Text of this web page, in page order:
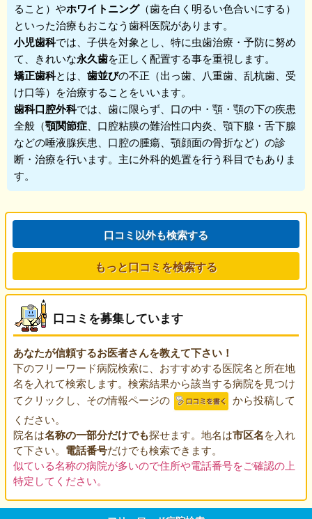
ること）やホワイトニング（歯を白く明るい色合いにする）
といった治療もおこなう歯科医院があります。
小児歯科では、子供を対象とし、特に虫歯治療・予防に努め
て、きれいな永久歯を正しく配置する事を重視します。
矯正歯科とは、 歯並びの不正（出っ歯、八重歯、乱杭歯、受
け口等）を治療することをいいます。
歯科口腔外科では、歯に限らず、口の中・顎・顎の下の疾患
全般（顎関節症 、口腔粘膜の難治性口内炎、顎下腺・舌下腺
などの唾液腺疾患、口腔の腫瘍、顎顔面の骨折など）の診
断・治療を行います。主に外科的処置を行う科目でもありま
す。
口コミ以外も検索する
もっと口コミを検索する
口コミを募集しています
あなたが信頼するお医者さんを教えて下さい！
下のフリーワード病院検索に、おすすめする医院名と所在地
名を入れて検索します。検索結果から該当する病院を見つけ
てクリックし、その情報ページの
から投稿して
ください。
院名は名称の一部分だけでも探せます。地名は市区名を入れ
て下さい。 電話番号だけでも検索できます。
似ている名称の病院が多いので住所や電話番号をご確認の上
特定してください。